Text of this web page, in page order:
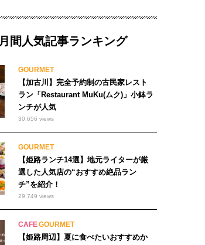
月間人気記事ランキング
GOURMET
【加古川】完全予約制の古民家レスト
ラン「Restaurant MuKu(ムク)」小鉢ラ
ンチが人気
30,656 views
GOURMET
【姫路ランチ14選】地元ライターが厳
選した人気店の“おすすめ絶品ラン
チ”を紹介！
29,749 views
CAFEGOURMET
【姫路周辺】夏に食べたいおすすめか